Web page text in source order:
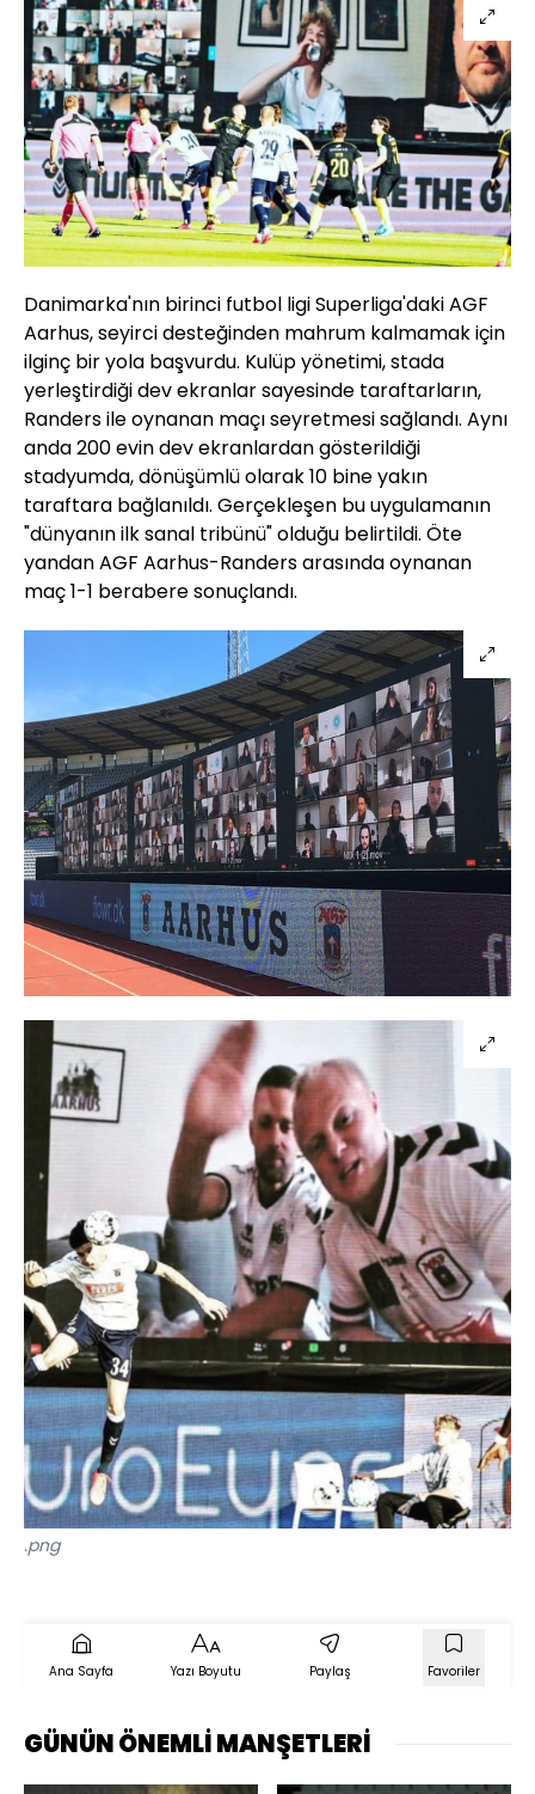
Danimarka'nın birinci futbol ligi Superliga'daki AGF
Aarhus, seyirci desteğinden mahrum kalmamak için
ilginç bir yola başvurdu. Kulüp yönetimi, stada
yerleştirdiği dev ekranlar sayesinde taraftarların,
Randers ile oynanan maçı seyretmesi sağlandı. Aynı
anda 200 evin dev ekranlardan gösterildiği
stadyumda, dönüşümlü olarak 10 bine yakın
taraftara bağlanıldı. Gerçekleşen bu uygulamanın
"dünyanın ilk sanal tribünü" olduğu belirtildi. Öte
yandan AGF Aarhus-Randers arasında oynanan
maç 1-1 berabere sonuçlandı.
.png
Ana Sayfa Yazı Boyutu Paylaş Favoriler
GÜNÜN ÖNEMLİ MANŞETLERİ